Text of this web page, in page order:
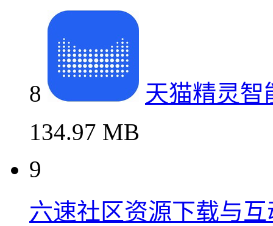
8
天猫精灵智
134.97 MB
9
六速社区资源下载与